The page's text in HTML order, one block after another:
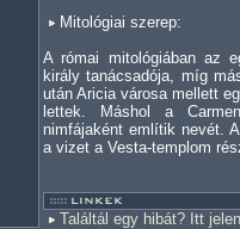
Mitológiai szerep:
A római mitológiában az
király tanácsadója, míg
után Aricia városa mellett
lettek. Máshol a
nimfájaként említik nevét.
a vizet a Vesta-templom
Találtál egy hibát? Itt